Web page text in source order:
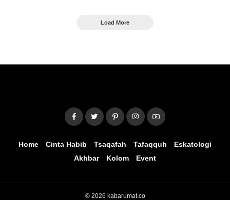
Load More
Home Cinta Habib Tsaqafah Tafaqquh
Eskatologi
Akhbar
Kolom Event
© 2026 kabarumat.co